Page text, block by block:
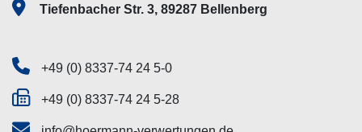
Tiefenbacher Str. 3, 89287 Bellenberg
+49 (0) 8337-74 24 5-0
+49 (0) 8337-74 24 5-28